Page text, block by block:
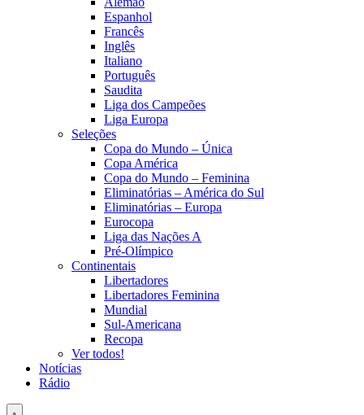
Espanhol
Francês
Inglês
Italiano
Português
Saudita
Liga dos Campeões
Liga Europa
Seleções
Copa do Mundo – Única
Copa América
Copa do Mundo – Feminina
Eliminatórias – América do Sul
Eliminatórias – Europa
Eurocopa
Liga das Nações A
Pré-Olímpico
Continentais
Libertadores
Libertadores Feminina
Mundial
Sul-Americana
Recopa
Ver todos!
Notícias
Rádio